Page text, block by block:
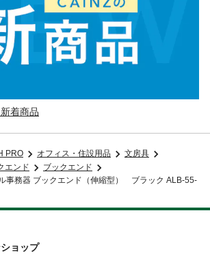
着商品
PRO オフィス・住設用品
文房具
エンド
ブックエンド
事務器 ブックエンド（伸縮型） ブラック ALB-55-
ョップ